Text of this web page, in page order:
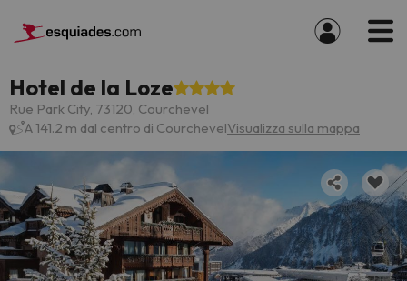
Hotel de la Loze
Rue Park City, 73120, Courchevel
A 141.2 m dal centro di CourchevelVisualizza sulla mappa